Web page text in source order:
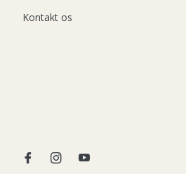
Kontakt os
Ins You